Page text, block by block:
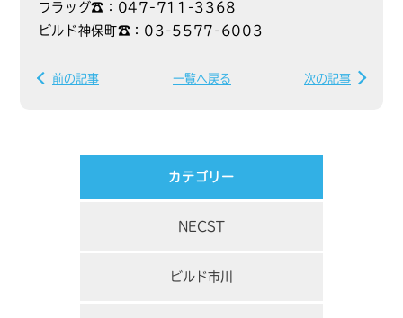
フラッグ☎：047-711-3368
ビルド神保町☎：03-5577-6003
前の記事 一覧へ戻る 次の記事
カテゴリー
NECST
ビルド市川